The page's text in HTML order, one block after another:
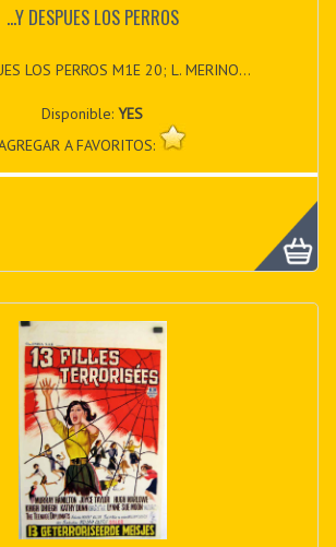
...Y DESPUES LOS PERROS
LOS PERROS M1E 20; L. MERINO...
Disponible:YES
A FAVORITOS: